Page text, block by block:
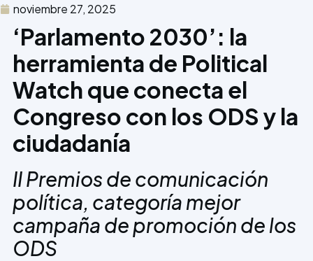
noviembre 27, 2025
‘Parlamento 2030’: la
herramienta de Political
Watch que conecta el
Congreso con los ODS y la
ciudadanía
II Premios de comunicación
política, categoría mejor
campaña de promoción de los
ODS